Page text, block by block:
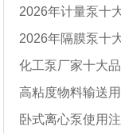
2026年计量泵十
2026年隔膜泵十
化工泵厂家十大
高粘度物料输送
卧式离心泵使用